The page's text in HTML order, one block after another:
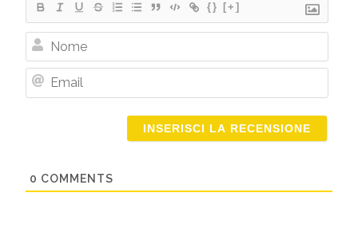
{} [+]
Nome
0 COMMENTS